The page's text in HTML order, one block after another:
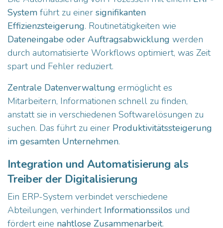
System führt zu einer signifikanten
Effizienzsteigerung. Routinetätigkeiten wie
Dateneingabe oder Auftragsabwicklung werden
durch automatisierte Workflows optimiert, was Zeit
spart und Fehler reduziert.
Zentrale Datenverwaltung ermöglicht es
Mitarbeitern, Informationen schnell zu finden,
anstatt sie in verschiedenen Softwarelösungen zu
suchen. Das führt zu einer Produktivitätssteigerung
im gesamten Unternehmen.
Integration und Automatisierung als
Treiber der Digitalisierung
Ein ERP-System verbindet verschiedene
Abteilungen, verhindert Informationssilos und
fördert eine nahtlose Zusammenarbeit.